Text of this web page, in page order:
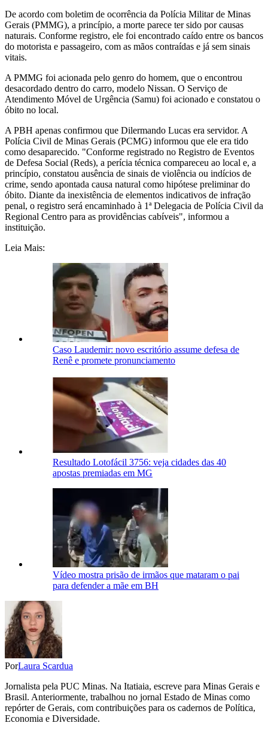
De acordo com boletim de ocorrência da Polícia Militar de Minas
Gerais (PMMG), a princípio, a morte parece ter sido por causas
naturais. Conforme registro, ele foi encontrado caído entre os bancos
do motorista e passageiro, com as mãos contraídas e já sem sinais
vitais.
A PMMG foi acionada pelo genro do homem, que o encontrou
desacordado dentro do carro, modelo Nissan. O Serviço de
Atendimento Móvel de Urgência (Samu) foi acionado e constatou o
óbito no local.
A PBH apenas confirmou que Dilermando Lucas era servidor. A
Polícia Civil de Minas Gerais (PCMG) informou que ele era tido
como desaparecido. "Conforme registrado no Registro de Eventos
de Defesa Social (Reds), a perícia técnica compareceu ao local e, a
princípio, constatou ausência de sinais de violência ou indícios de
crime, sendo apontada causa natural como hipótese preliminar do
óbito. Diante da inexistência de elementos indicativos de infração
penal, o registro será encaminhado à 1ª Delegacia de Polícia Civil da
Regional Centro para as providências cabíveis", informou a
instituição.
Leia Mais:
Caso Laudemir: novo escritório assume defesa de
Renê e promete pronunciamento
Resultado Lotofácil 3756: veja cidades das 40
apostas premiadas em MG
Vídeo mostra prisão de irmãos que mataram o pai
para defender a mãe em BH
PorLaura Scardua
Jornalista pela PUC Minas. Na Itatiaia, escreve para Minas Gerais e
Brasil. Anteriormente, trabalhou no jornal Estado de Minas como
repórter de Gerais, com contribuições para os cadernos de Política,
Economia e Diversidade.